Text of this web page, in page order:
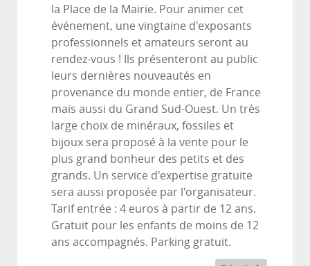
la Place de la Mairie. Pour animer cet
événement, une vingtaine d'exposants
professionnels et amateurs seront au
rendez-vous ! Ils présenteront au public
leurs dernières nouveautés en
provenance du monde entier, de France
mais aussi du Grand Sud-Ouest. Un très
large choix de minéraux, fossiles et
bijoux sera proposé à la vente pour le
plus grand bonheur des petits et des
grands. Un service d'expertise gratuite
sera aussi proposée par l'organisateur.
Tarif entrée : 4 euros à partir de 12 ans.
Gratuit pour les enfants de moins de 12
ans accompagnés. Parking gratuit.